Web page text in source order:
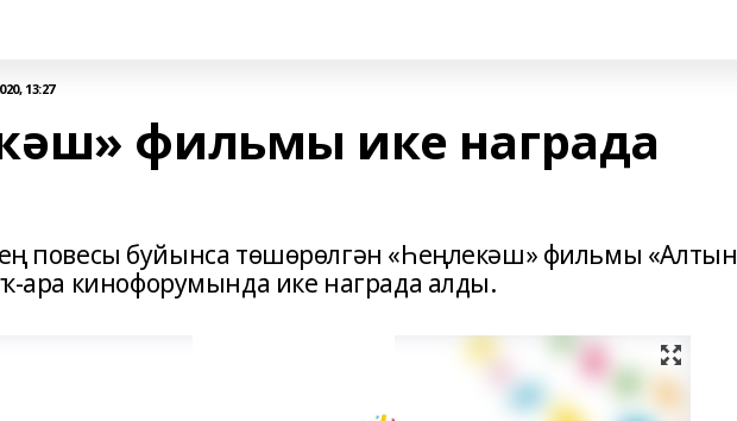
13:27
фильмы ике награда
повесы буйынса төшөрөлгән «Һеңлекәш» фильмы «Алтын
ара кинофорумында ике награда алды.